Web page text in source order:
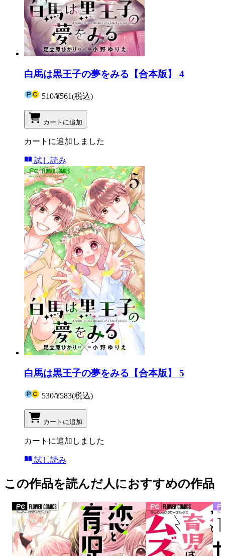
白馬は黒王子の夢をみる【合本版】 4
510/¥561(税込)
カートに追加
カートに追加しました
試し読み
白馬は黒王子の夢をみる【合本版】 5
530/¥583(税込)
カートに追加
カートに追加しました
試し読み
この作品を読んだ人におすすめの作品